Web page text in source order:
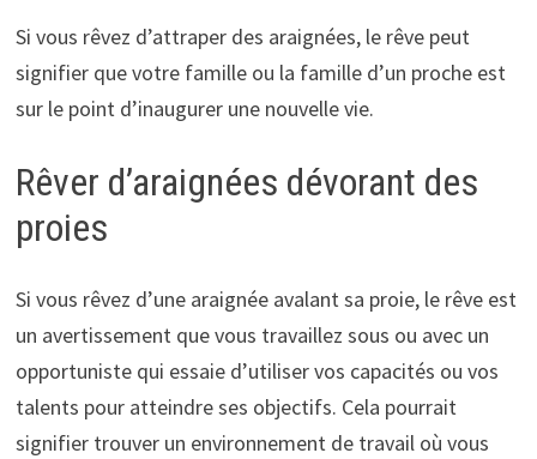
Si vous rêvez d’attraper des araignées, le rêve peut
signifier que votre famille ou la famille d’un proche est
sur le point d’inaugurer une nouvelle vie.
Rêver d’araignées dévorant des
proies
Si vous rêvez d’une araignée avalant sa proie, le rêve est
un avertissement que vous travaillez sous ou avec un
opportuniste qui essaie d’utiliser vos capacités ou vos
talents pour atteindre ses objectifs. Cela pourrait
signifier trouver un environnement de travail où vous